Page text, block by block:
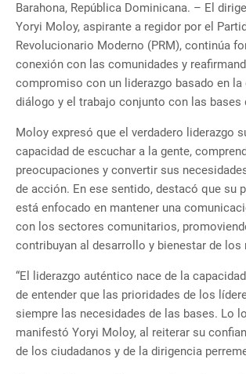
Barahona, República Dominicana. – El
Yoryi Moloy, aspirante a regidor por el
Revolucionario Moderno (PRM), continúa
conexión con las comunidades y
compromiso con un liderazgo basado en la
diálogo y el trabajo conjunto con las bases
Moloy expresó que el verdadero liderazgo
capacidad de escuchar a la gente,
preocupaciones y convertir sus
de acción. En ese sentido, destacó que su
está enfocado en mantener una
con los sectores comunitarios,
contribuyan al desarrollo y bienestar de los
“El liderazgo auténtico nace de la
de entender que las prioridades de los
siempre las necesidades de las bases. Lo
manifestó Yoryi Moloy, al reiterar su
de los ciudadanos y de la dirigencia